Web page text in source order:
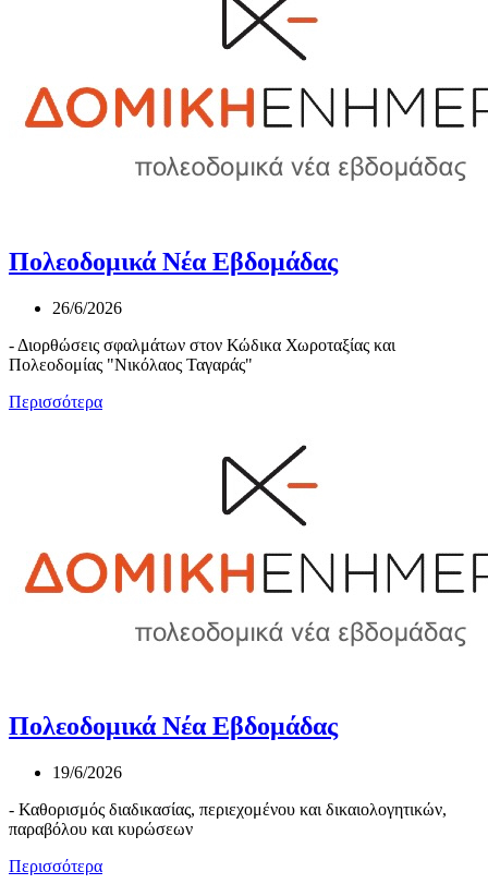
Πολεοδομικά Νέα Εβδομάδας
26/6/2026
- Διορθώσεις σφαλμάτων στον Κώδικα Χωροταξίας και
Πολεοδομίας "Νικόλαος Ταγαράς"
Περισσότερα
Πολεοδομικά Νέα Εβδομάδας
19/6/2026
- Καθορισμός διαδικασίας, περιεχομένου και δικαιολογητικών,
παραβόλου και κυρώσεων
Περισσότερα